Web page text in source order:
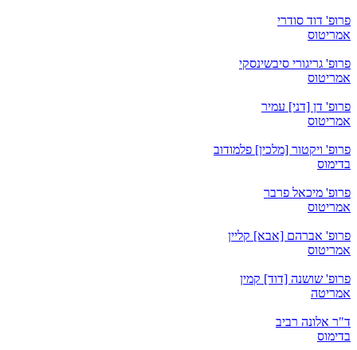
פרופ' דוד סודרי
אמריטוס
פרופ' גריגורי סיבשינסקי
אמריטוס
פרופ' דן [דני] עמיר
אמריטוס
פרופ' ויקטור [מלכין] פלמודוב
בדימוס
פרופ' מיכאל פרבר
אמריטוס
פרופ' אברהם [אבא] קליין
אמריטוס
פרופ' שושנה [דוד] קמין
אמריטה
ד"ר אלונה רביב
בדימוס